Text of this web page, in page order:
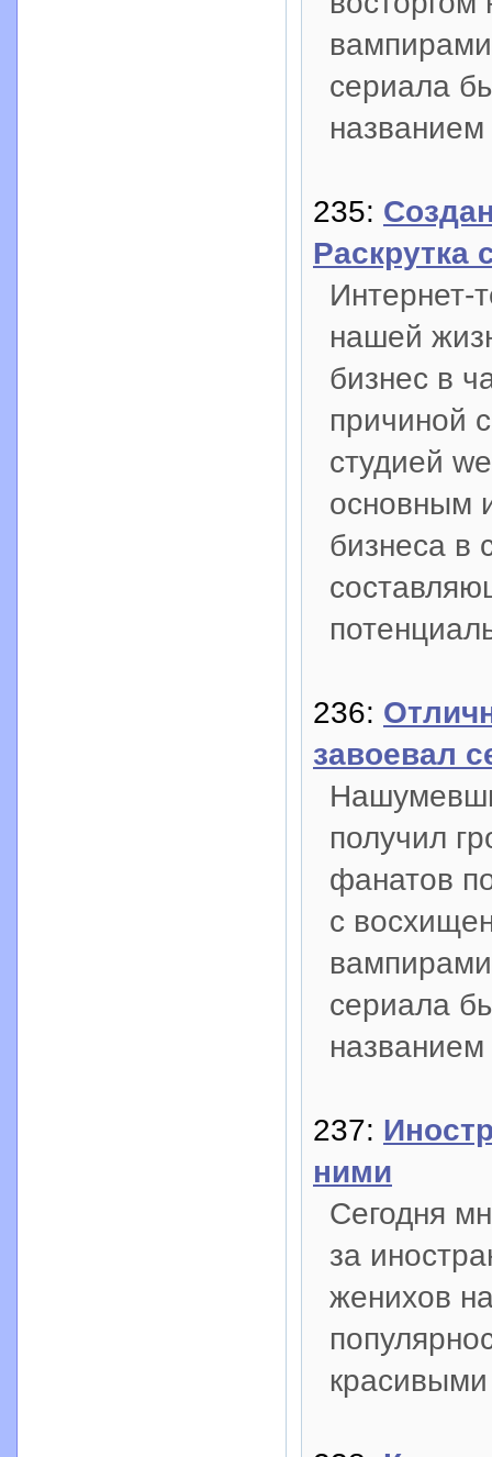
сериала
235:
Раскрутка
Интернет-
нашей
бизнес в
причиной
студией
основным
бизнеса в
236:
завоевал
получил
фанатов
с
сериала
237:
ними
Сегодня
за
женихов